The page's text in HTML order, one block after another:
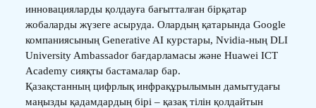
инновацияларды қолдауға бағытталған бірқатар
жобаларды жүзеге асыруда. Олардың қатарында Google
компаниясының Generative AI курстары, Nvidia-ның DLI
University Ambassador бағдарламасы және Huawei ICT
Academy сияқты бастамалар бар.
Қазақстанның цифрлық инфрақұрылымын дамытудағы
маңызды қадамдардың бірі – қазақ тілін қолдайтын